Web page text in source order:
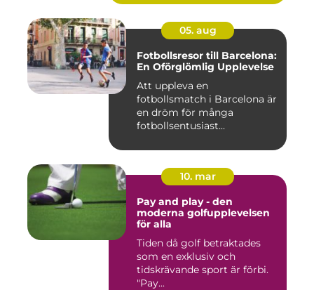
05. aug
Fotbollsresor till Barcelona:
En Oförglömlig Upplevelse
Att uppleva en
fotbollsmatch i Barcelona är
en dröm för många
fotbollsentusiast...
10. mar
Pay and play - den
moderna golfupplevelsen
för alla
Tiden då golf betraktades
som en exklusiv och
tidskrävande sport är förbi.
"Pay...